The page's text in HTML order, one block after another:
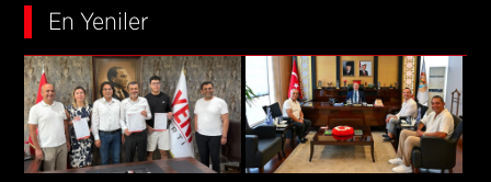
En Yeniler